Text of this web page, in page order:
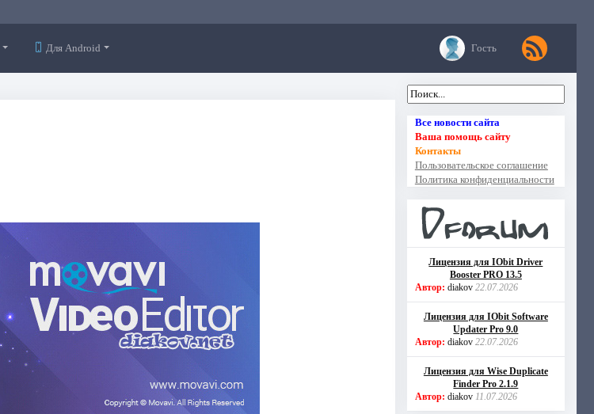
Для Android Гость
Все новости сайта
Ваша помощь сайту
Контакты
Пользовательское соглашение
Политика конфиденциальности
Лицензия для IObit Driver
Booster PRO 13.5
Автор: diakov 22.07.2026
Лицензия для IObit Software
Updater Pro 9.0
Автор: diakov 22.07.2026
Лицензия для Wise Duplicate
Finder Pro 2.1.9
Автор: diakov 11.07.2026